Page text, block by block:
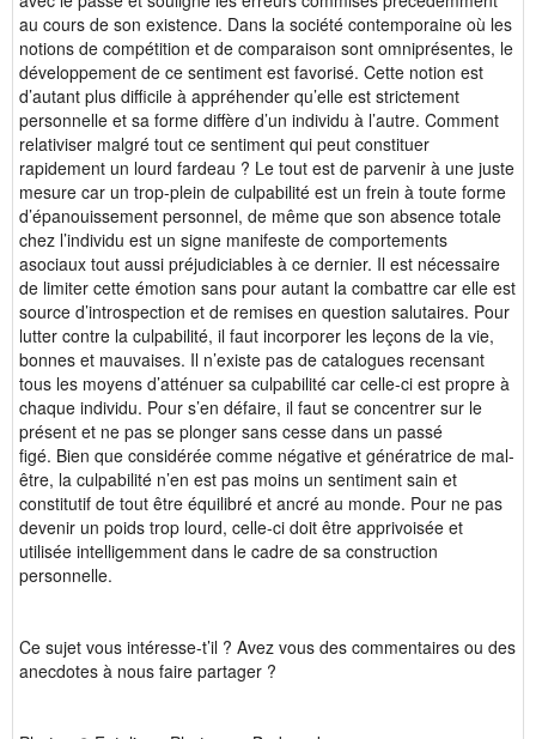
au cours de son existence. Dans la société contemporaine où les
notions de compétition et de comparaison sont omniprésentes, le
développement de ce sentiment est favorisé. Cette notion est
d’autant plus difficile à appréhender qu’elle est strictement
personnelle et sa forme diffère d’un individu à l’autre. Comment
relativiser malgré tout ce sentiment qui peut constituer
rapidement un lourd fardeau ? Le tout est de parvenir à une juste
mesure car un trop-plein de culpabilité est un frein à toute forme
d’épanouissement personnel, de même que son absence totale
chez l’individu est un signe manifeste de comportements
asociaux tout aussi préjudiciables à ce dernier. Il est nécessaire
de limiter cette émotion sans pour autant la combattre car elle est
source d’introspection et de remises en question salutaires. Pour
lutter contre la culpabilité, il faut incorporer les leçons de la vie,
bonnes et mauvaises. Il n’existe pas de catalogues recensant
tous les moyens d’atténuer sa culpabilité car celle-ci est propre à
chaque individu. Pour s’en défaire, il faut se concentrer sur le
présent et ne pas se plonger sans cesse dans un passé
figé. Bien que considérée comme négative et génératrice de mal-
être, la culpabilité n’en est pas moins un sentiment sain et
constitutif de tout être équilibré et ancré au monde. Pour ne pas
devenir un poids trop lourd, celle-ci doit être apprivoisée et
utilisée intelligemment dans le cadre de sa construction
personnelle.
Ce sujet vous intéresse-t’il ? Avez vous des commentaires ou des
anecdotes à nous faire partager ?